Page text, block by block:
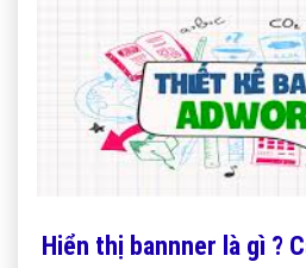
Hiển thị bannner là gì ?